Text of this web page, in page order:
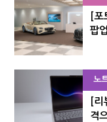
[
팝
노
[
격